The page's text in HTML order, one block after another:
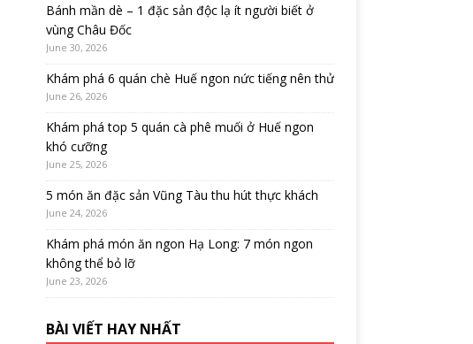
Bánh mần dè – 1 đặc sản độc lạ ít người biết ở
vùng Châu Đốc
June 30, 2026
Khám phá 6 quán chè Huế ngon nức tiếng nên thử
June 26, 2026
Khám phá top 5 quán cà phê muối ở Huế ngon
khó cưỡng
June 25, 2026
5 món ăn đặc sản Vũng Tàu thu hút thực khách
June 24, 2026
Khám phá món ăn ngon Hạ Long: 7 món ngon
không thể bỏ lỡ
June 23, 2026
BÀI VIẾT HAY NHẤT